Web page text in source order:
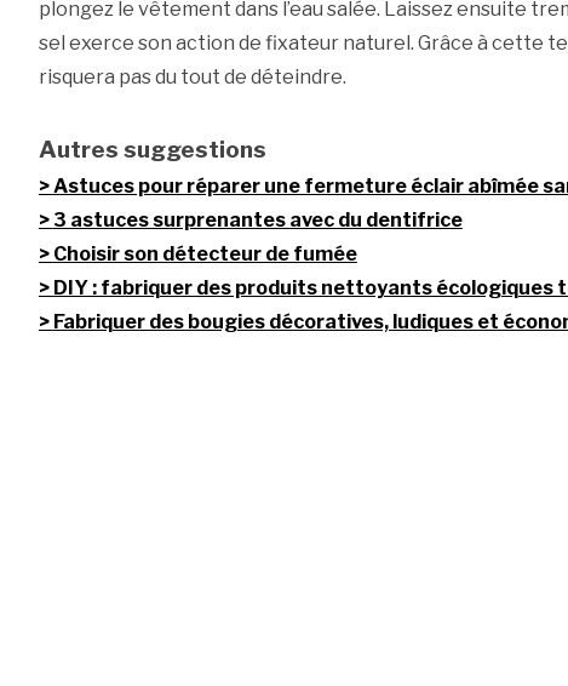
plongez le vêtement dans l’eau salée. Laissez ensuite
sel exerce son action de fixateur naturel. Grâce à cette
risquera pas du tout de déteindre.
Autres suggestions
Astuces pour réparer une fermeture éclair abîmée
3 astuces surprenantes avec du dentifrice
Choisir son détecteur de fumée
DIY : fabriquer des produits nettoyants écologiques
Fabriquer des bougies décoratives, ludiques et